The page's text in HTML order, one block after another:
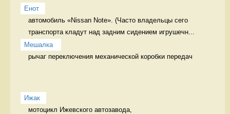
Енот
автомобиль «Nissan Note». (Часто владельцы сего
транспорта кладут над задним сидением игрушечн...
Мешалка
рычаг переключения механической коробки передач
Ижак
мотоцикл Ижевского автозавода,